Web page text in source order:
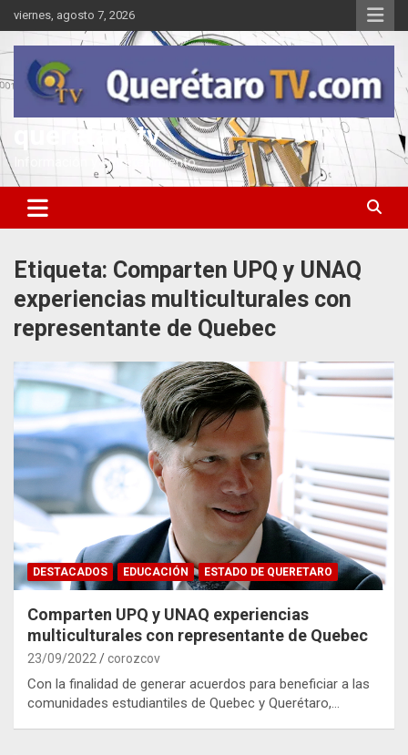
Saltar
al
contenido
viernes, agosto 7, 2026
queretarotv
Información y entretenimiento
Etiqueta: Comparten UPQ y UNAQ
experiencias multiculturales con
representante de Quebec
DESTACADOS EDUCACIÓN ESTADO DE QUERETARO
Comparten UPQ y UNAQ experiencias
multiculturales con representante de Quebec
23/09/2022 corozcov
Con la finalidad de generar acuerdos para beneficiar a las
comunidades estudiantiles de Quebec y Querétaro,…